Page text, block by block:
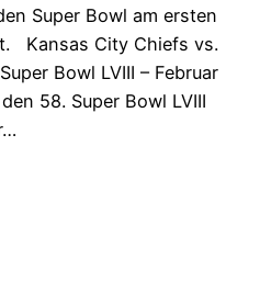
Super Bowl am ersten
Kansas City Chiefs vs.
Bowl LVIII – Februar
58. Super Bowl LVIII